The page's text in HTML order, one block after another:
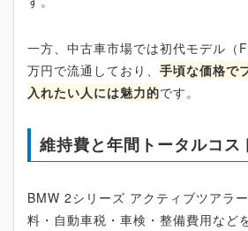
一方、中古車市場では初代モデル（
万円で流通しており、 手頃な価格で
入れたい人には魅力的です。
維持費と年間トータルコス
BMW 2シリーズ アクティブツアラ
料・自動車税・車検・整備費用など